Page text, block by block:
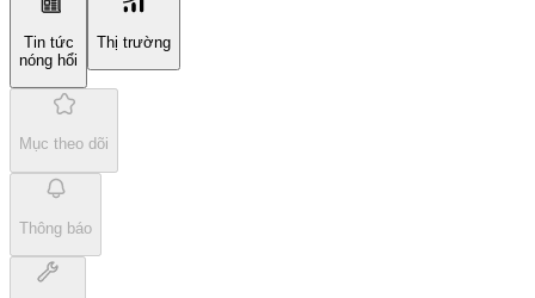
Tin tức
nóng hổi
Thị trường
Mục theo dõi
Thông báo